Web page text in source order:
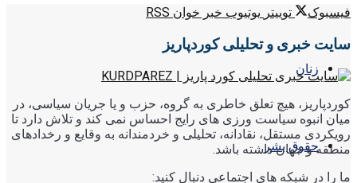
زنان
حقوق بشر
فیسبوک
توییتر یوتیوب خبر خوان RSS
سایت خبری و تحلیلی کوردپاریز
کوردپاریز، هیچ تعلق خاطری به گروه، حزب و یا جریان سیاسی، در
میان انبوه سیاست ورزی های رایج احساس نمی کند و تلاش دارد تا
رویکردی مستقل، نقادانه، تحلیلی و خردمندانه به وقایع و رخدادهای
منطقه و جهان داشته باشد.
ما را در شبکه های اجتماعی دنبال کنید: